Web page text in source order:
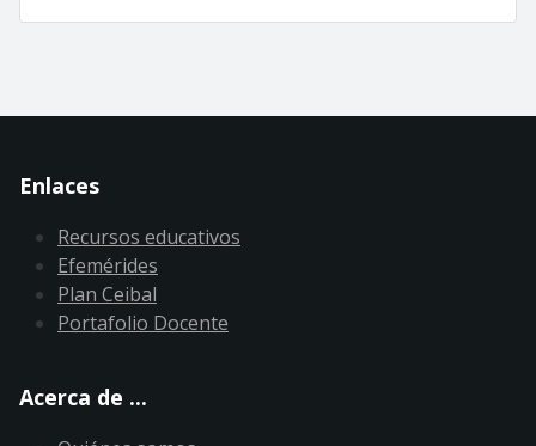
Enlaces
Recursos educativos
Efemérides
Plan Ceibal
Portafolio Docente
Acerca de ...